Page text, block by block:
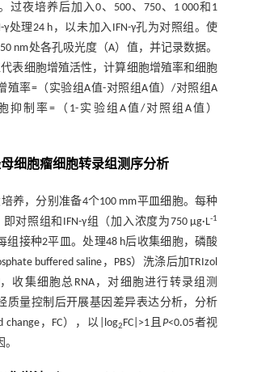
过夜培养后加入0、500、750、1 000和1
γ处理24 h，以未加入IFN-γ孔为对照组。使
nm处各孔吸光度（A）值，并记录数据。
表细胞增殖活性，计算细胞增殖率和细胞
殖率=（实验组A值-对照组A值）/对照组A
抑制率=（1-实验组A值/对照组A值）
细胞瘤细胞转录组测序分析
养，分别准备4个100 mm平皿细胞。每种
对照组和IFN-γ组（加入浓度为750 μg·L-1
组接种2平皿。处理48 h后收集细胞，磷酸
buffered saline，PBS）洗涤后加TRIzol
收集细胞总RNA，对细胞进行转录组测
质量控制后开展基因差异表达分析，分析
change，FC），以|log2FC|>1且P<0.05者视